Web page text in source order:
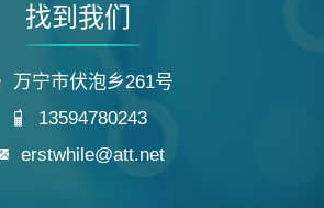
找到我们
万宁市伏泡乡261号
13594780243
erstwhile@att.net